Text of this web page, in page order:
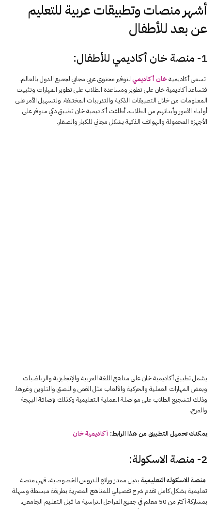
أشهر منصات وتطبيقات عربية للتعليم
عن بعد للأطفال
1- منصة خان أكاديمي للأطفال:
تسعى أكاديميةخان أكاديمي لتوفير محتوى عربي مجاني لجميع الدول بالعالم.
فتساعد أكاديمية خان على تطوير ومساعدة الطلاب على تطوير المهارات وتثبيت
المعلومات من خلال التطبيقات الذكية والتدريبات المختلفة. ولتسهيل الأمر على
أولياء الأمور وأبنائهم من الطلاب، أطلقت أكاديمية خان تطبيق ذكي متوفر على
الأجهزة المحمولة والهواتف الذكية بشكل مجاني للكبار والصغار.
يشمل تطبيق أكاديمية خان على مناهج اللغة العربية والإنجليزية والرياضيات
وبعض المهارات العملية والحركية والألعاب مثل القص واللصق والتلوين وغيرها.
وذلك لتشجيع الطلاب على مواصلة العملية التعليمية وكذلك لإضافة البهجة
والمرح.
يمكنك تحميل التطبيق من هذا الرابط: أكاديمية خان
2- منصة الاسكولة:
منصة الاسكوله التعليمية بديل ممتاز ورائع للدروس الخصوصية، فهي منصة
تعليمية بشكل كامل تقدم شرح تفصيلي للمناهج المصرية بطريقة مبسطة وسهلة
بمشاركة أكثر من 50 معلم في جميع المراحل الدراسية ما قبل التعليم الجامعي.